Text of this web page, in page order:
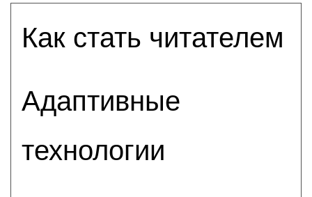
Как стать читателем
Адаптивные
технологии